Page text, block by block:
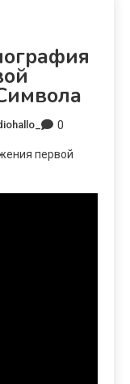
0